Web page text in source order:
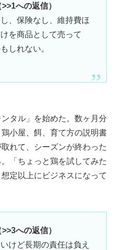
への返信）
、保険なし、維持費ほ
を商品として売って
しれない。
タル」を始めた。数ヶ月分
小屋、餌、育て方の説明書
れて、シーズンが終わった
「ちょっと鶏を試してみた
定以上にビジネスになって
への返信）
けど長期の責任は負え